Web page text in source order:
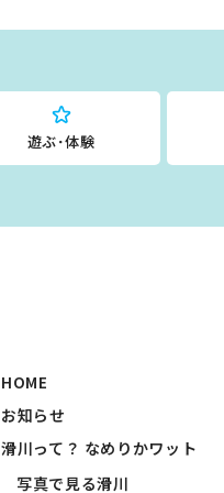
遊ぶ･体験
HOME
お知らせ
滑川って？ なめりかワット
写真で見る滑川